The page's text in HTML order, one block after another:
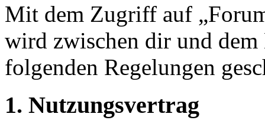
Mit dem Zugriff auf
wird zwischen dir und
folgenden Regelungen
1. Nutzungsvertrag